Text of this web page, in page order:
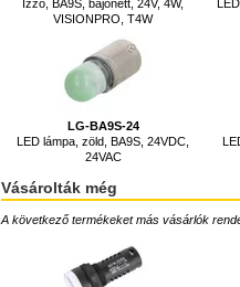
Izzó, BA9S, bajonett, 24V, 4W,
VISIONPRO, T4W
LG-BA9S-24
LED lámpa, zöld, BA9S, 24VDC,
24VAC
Vásárolták még
A következő termékeket más vásárlók